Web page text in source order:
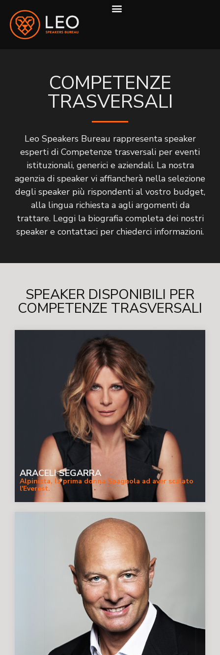
COMPETENZE
TRASVERSALI
Leo Speakers Bureau rappresenta speaker
esperti di Competenze trasversali per eventi
istituzionali, generici e aziendali. La nostra
agenzia di speaker vi affiancherà nella selezione
degli speaker più rispondenti al vostro budget,
alla lingua richiesta a agli argomenti da
trattare. Leggi la biografia completa dei nostri
speaker e contattaci per chiederci informazioni.
SPEAKER DISPONIBILI PER
COMPETENZE TRASVERSALI
ARACELI SEGARRA
Alpinista, la prima donna Spagnola ad aver scalato
l'Everest.